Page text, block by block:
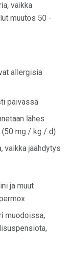
vaikka
muutos 50 -
allergisia
päivässä
lähes
(50 mg / kg / d)
vaikka jäähdytys
ja muut
muodoissa,